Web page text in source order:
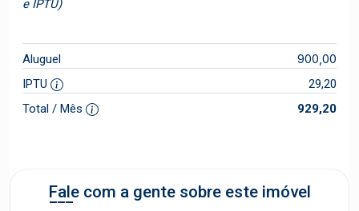
e IPTU)
Aluguel 900,00
IPTU
29,20
Total / Mês
929,20
Fale com a gente sobre este imóvel